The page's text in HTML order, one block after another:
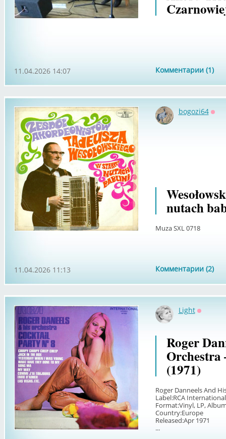
Комментарии (1)
11.04.2026 14:07
bogozi64
nutach
Muza SXL 0718
Комментарии (2)
11.04.2026 11:13
Light
Roger
Orchestra
(1971)
Roger Danneels And
Label:RCA
Format:Vinyl, LP,
Country:Europe
Released:Apr 1971
...